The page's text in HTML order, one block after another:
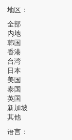
地区：
全部
内地
韩国
香港
台湾
日本
美国
泰国
英国
新加坡
其他
语言：